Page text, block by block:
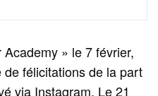
» le 7 février,
félicitations de la part
via Instagram. Le 21